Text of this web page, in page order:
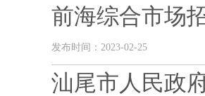
前海综合市场
发布时间：2023-02-25
汕尾市人民政